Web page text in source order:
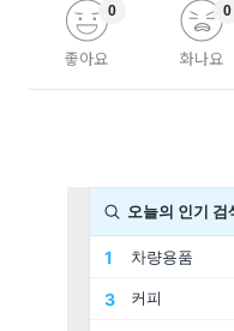
좋아요
0
화나요
0